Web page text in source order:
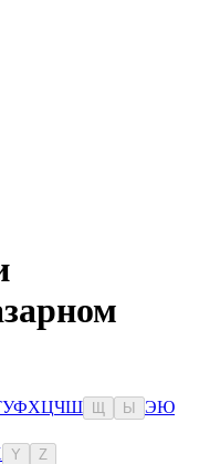
УФХЦЧШ Ы ЭЮ
Y Z